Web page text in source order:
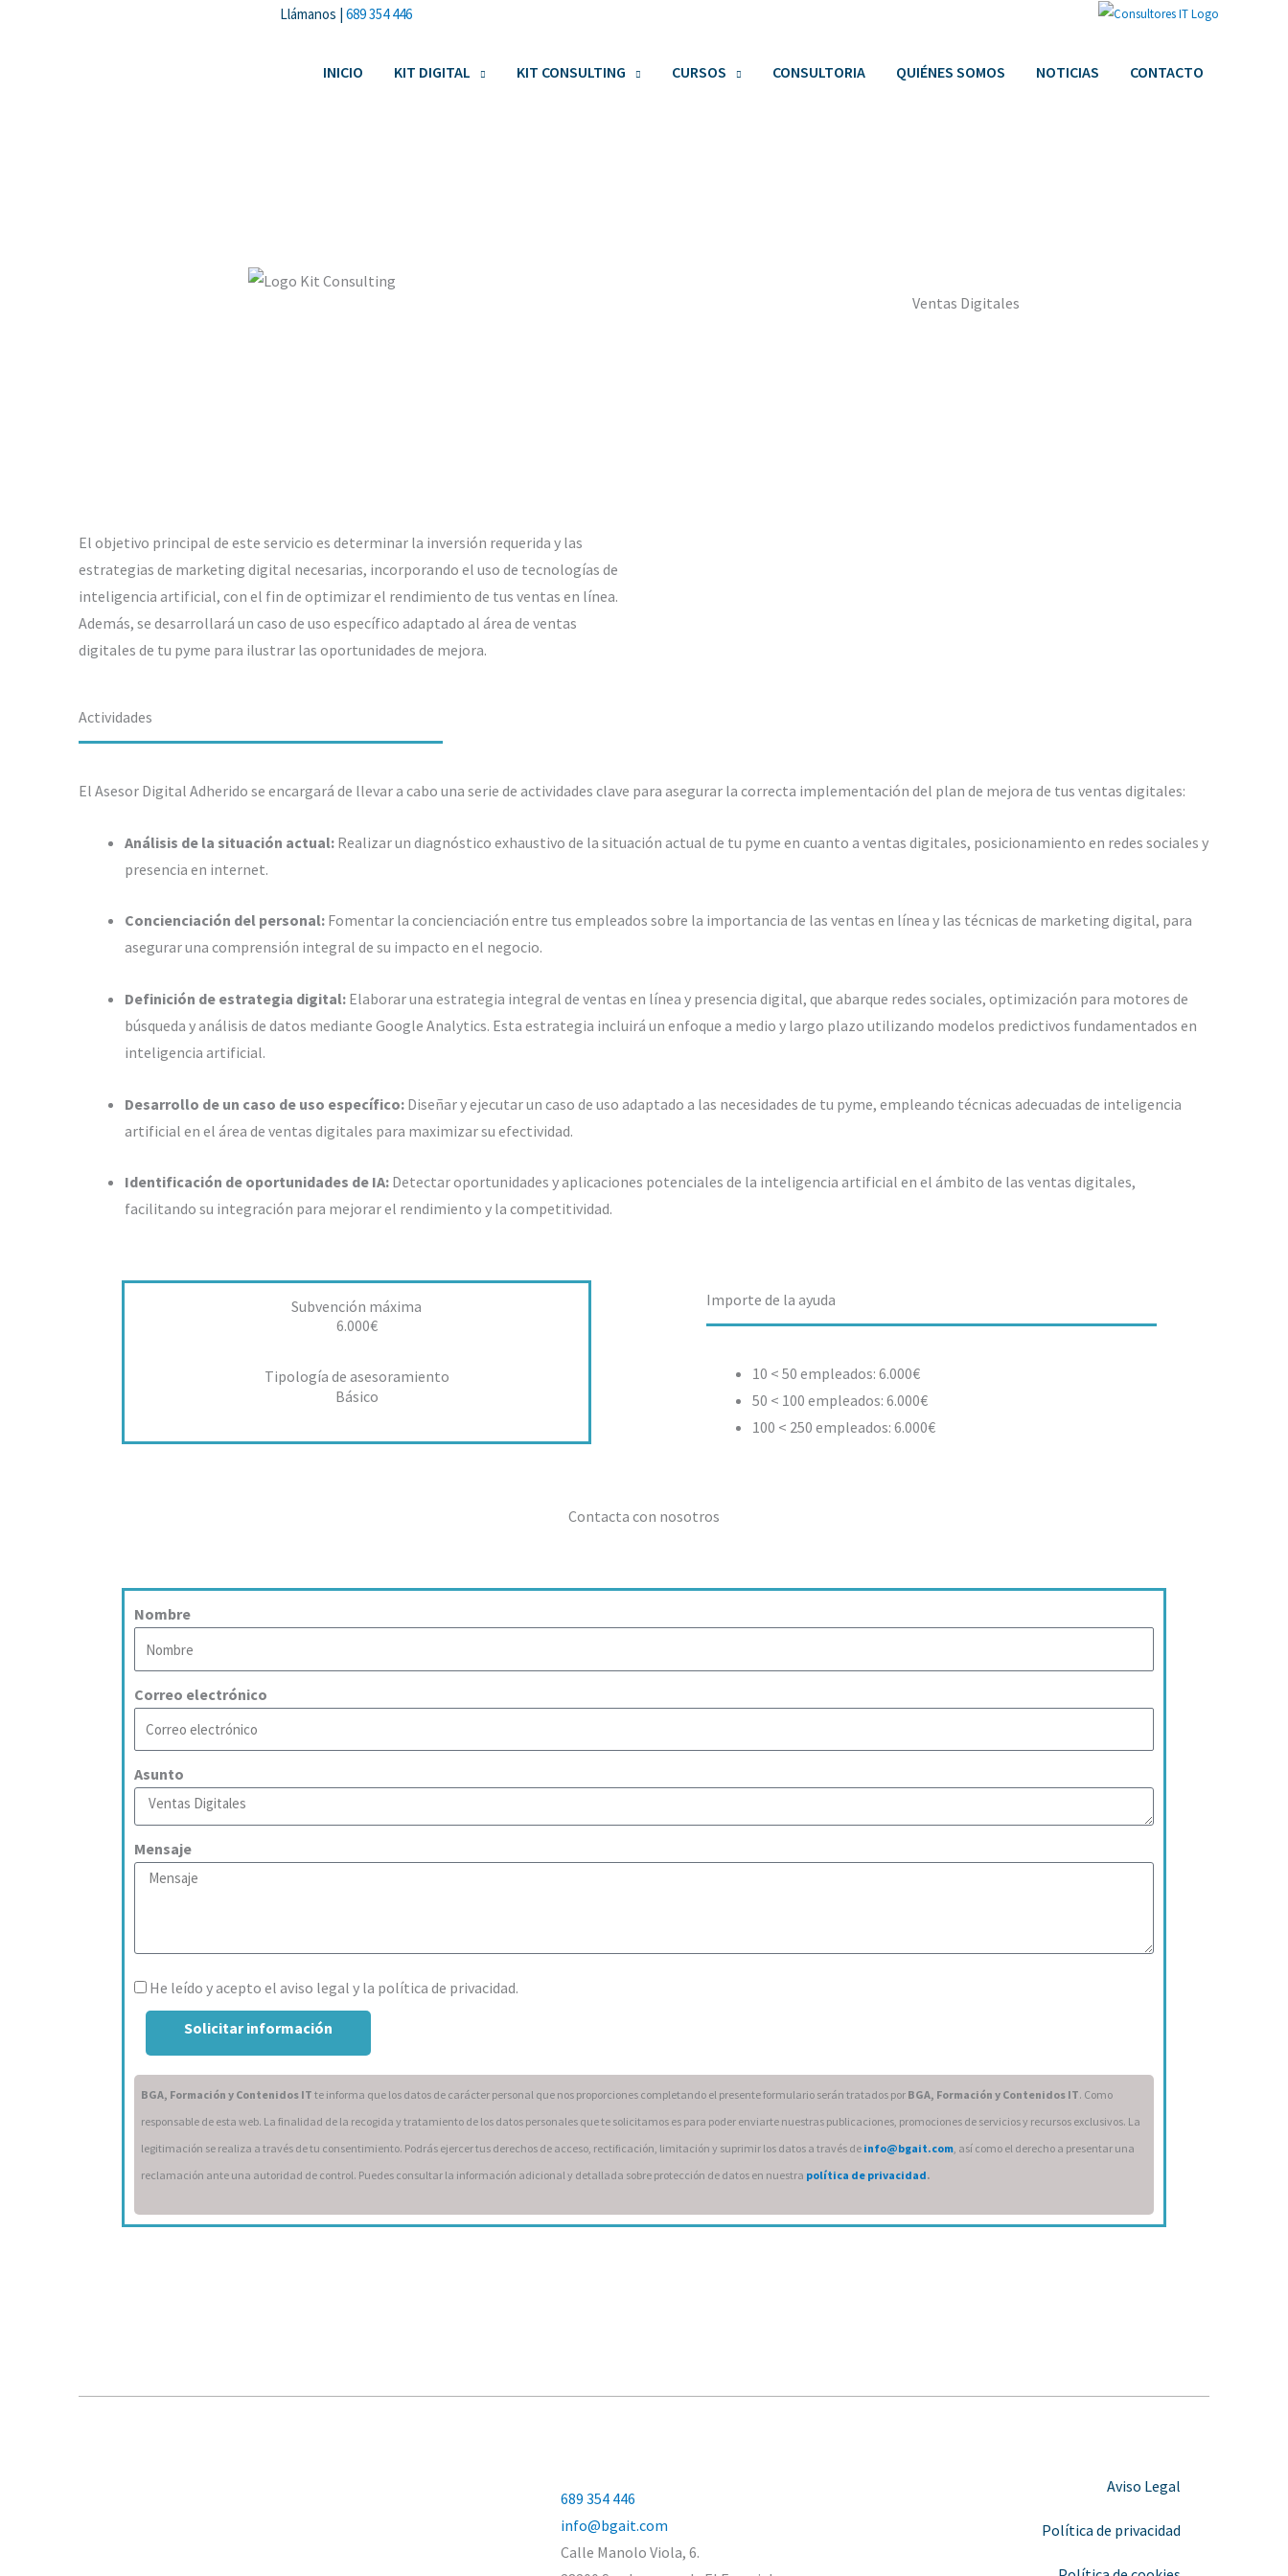
Llámanos | 689 354 446
INICIO KIT DIGITAL KIT CONSULTING CURSOS CONSULTORIA QUIÉNES SOMOS NOTICIAS CONTACTO
Ventas Digitales
El objetivo principal de este servicio es determinar la inversión requerida y las
estrategias de marketing digital necesarias, incorporando el uso de tecnologías de
inteligencia artificial, con el fin de optimizar el rendimiento de tus ventas en línea.
Además, se desarrollará un caso de uso específico adaptado al área de ventas
digitales de tu pyme para ilustrar las oportunidades de mejora.
Actividades
El Asesor Digital Adherido se encargará de llevar a cabo una serie de actividades clave para asegurar la correcta implementación del plan de mejora de tus ventas digitales:
Análisis de la situación actual: Realizar un diagnóstico exhaustivo de la situación actual de tu pyme en cuanto a ventas digitales, posicionamiento en redes sociales y
presencia en internet.
Concienciación del personal: Fomentar la concienciación entre tus empleados sobre la importancia de las ventas en línea y las técnicas de marketing digital, para
asegurar una comprensión integral de su impacto en el negocio.
Definición de estrategia digital: Elaborar una estrategia integral de ventas en línea y presencia digital, que abarque redes sociales, optimización para motores de
búsqueda y análisis de datos mediante Google Analytics. Esta estrategia incluirá un enfoque a medio y largo plazo utilizando modelos predictivos fundamentados en
inteligencia artificial.
Desarrollo de un caso de uso específico: Diseñar y ejecutar un caso de uso adaptado a las necesidades de tu pyme, empleando técnicas adecuadas de inteligencia
artificial en el área de ventas digitales para maximizar su efectividad.
Identificación de oportunidades de IA: Detectar oportunidades y aplicaciones potenciales de la inteligencia artificial en el ámbito de las ventas digitales,
facilitando su integración para mejorar el rendimiento y la competitividad.
Subvención máxima
6.000€
Tipología de asesoramiento
Básico
Importe de la ayuda
10 < 50 empleados: 6.000€
50 < 100 empleados: 6.000€
100 < 250 empleados: 6.000€
Contacta con nosotros
Nombre
Correo electrónico
Asunto
Mensaje
He leído y acepto el aviso legal y la política de privacidad.
Solicitar información
BGA, Formación y Contenidos IT te informa que los datos de carácter personal que nos proporciones completando el presente formulario serán tratados por BGA, Formación y Contenidos IT. Como
responsable de esta web. La finalidad de la recogida y tratamiento de los datos personales que te solicitamos es para poder enviarte nuestras publicaciones, promociones de servicios y recursos exclusivos. La
legitimación se realiza a través de tu consentimiento. Podrás ejercer tus derechos de acceso, rectificación, limitación y suprimir los datos a través de info@bgait.com, así como el derecho a presentar una
reclamación ante una autoridad de control. Puedes consultar la información adicional y detallada sobre protección de datos en nuestra política de privacidad.
689 354 446
info@bgait.com
Calle Manolo Viola, 6.
Aviso Legal
Política de privacidad